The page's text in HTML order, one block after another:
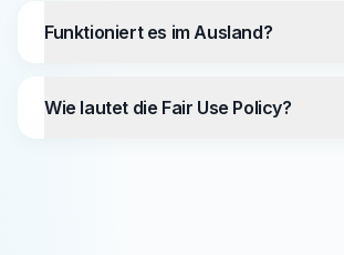
Funktioniert es im Ausland?
Wie lautet die Fair Use Policy?